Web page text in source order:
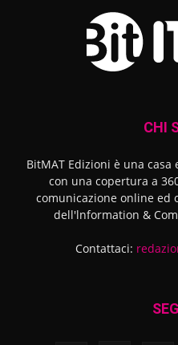
CHI
BitMAT Edizioni è una
con una copertura a
comunicazione online ed
dell'lnformation &
Contattaci: